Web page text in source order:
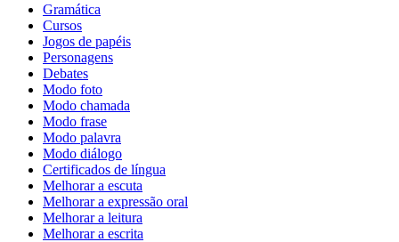
Gramática
Cursos
Jogos de papéis
Personagens
Debates
Modo foto
Modo chamada
Modo frase
Modo palavra
Modo diálogo
Certificados de língua
Melhorar a escuta
Melhorar a expressão oral
Melhorar a leitura
Melhorar a escrita